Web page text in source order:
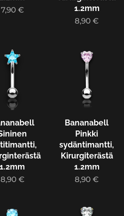
7,90€
1.2mm
8,90 €
1.2mm
8,90€
Bananabell
Pinkki
sydäntimantti,
Kirurgiterästä
1.2mm
8,90 €